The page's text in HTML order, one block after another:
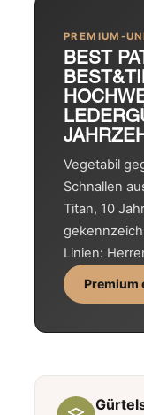
PREMIUM-
BEST
Vegetabil
Schnallen
Titan, 10
Linien:
Premium